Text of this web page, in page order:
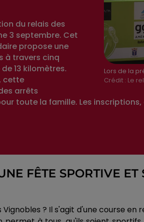
Lors de la
Crédit : Le
du relais des
3 septembre. Cet
propose une
à travers cinq
13 kilomètres.
cette
arrêts
toute la famille. Les
FÊTE SPORTIVE ET
? Il s'agit d'une course en